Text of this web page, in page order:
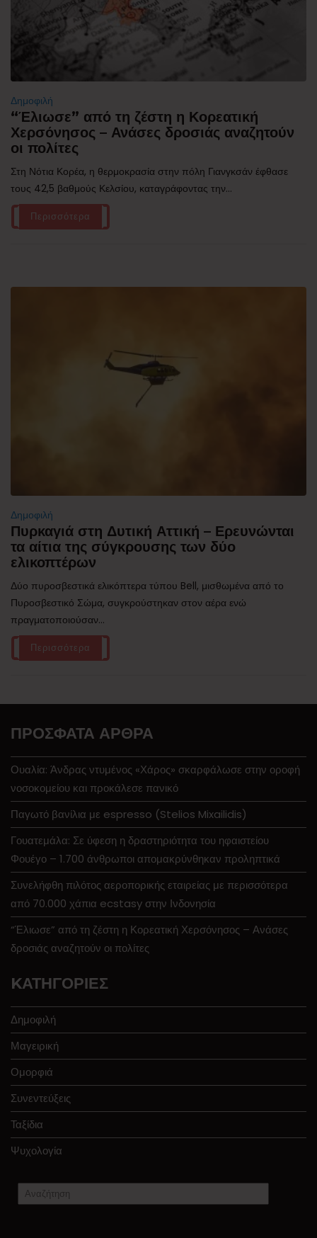
Δημοφιλή
“Έλιωσε” από τη ζέστη η Κορεατική
Χερσόνησος – Ανάσες δροσιάς αναζητούν
οι πολίτες
Στη Νότια Κορέα, η θερμοκρασία στην πόλη Γιανγκσάν έφθασε
τους 42,5 βαθμούς Κελσίου, καταγράφοντας την...
Περισσότερα
Δημοφιλή
Πυρκαγιά στη Δυτική Αττική – Ερευνώνται
τα αίτια της σύγκρουσης των δύο
ελικοπτέρων
Δύο πυροσβεστικά ελικόπτερα τύπου Bell, μισθωμένα από το
Πυροσβεστικό Σώμα, συγκρούστηκαν στον αέρα ενώ
πραγματοποιούσαν...
Περισσότερα
ΠΡΌΣΦΑΤΑ ΆΡΘΡΑ
Ουαλία: Άνδρας ντυμένος «Χάρος» σκαρφάλωσε στην οροφή
νοσοκομείου και προκάλεσε πανικό
Παγωτό βανίλια με espresso (Stelios Mixailidis)
Γουατεμάλα: Σε ύφεση η δραστηριότητα του ηφαιστείου
Φουέγο – 1.700 άνθρωποι απομακρύνθηκαν προληπτικά
Συνελήφθη πιλότος αεροπορικής εταιρείας με περισσότερα
από 70.000 χάπια ecstasy στην Ινδονησία
“Έλιωσε” από τη ζέστη η Κορεατική Χερσόνησος – Ανάσες
δροσιάς αναζητούν οι πολίτες
KΑΤΗΓΟΡΊΕΣ
Δημοφιλή
Μαγειρική
Ομορφιά
Συνεντεύξεις
Ταξίδια
Ψυχολογία